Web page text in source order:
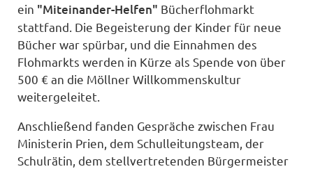
ein "Miteinander-Helfen" Bücherflohmarkt
stattfand. Die Begeisterung der Kinder für neue
Bücher war spürbar, und die Einnahmen des
Flohmarkts werden in Kürze als Spende von über
500 € an die Möllner Willkommenskultur
weitergeleitet.
Anschließend fanden Gespräche zwischen Frau
Ministerin Prien, dem Schulleitungsteam, der
Schulrätin, dem stellvertretenden Bürgermeister